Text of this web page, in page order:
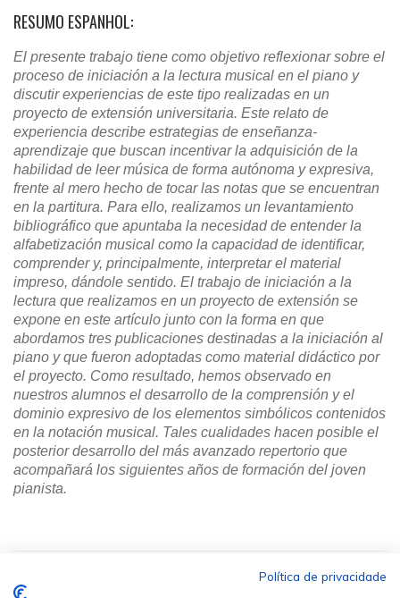
RESUMO ESPANHOL:
El presente trabajo tiene como objetivo reflexionar sobre el
proceso de iniciación a la lectura musical en el piano y
discutir experiencias de este tipo realizadas en un
proyecto de extensión universitaria. Este relato de
experiencia describe estrategias de enseñanza-
aprendizaje que buscan incentivar la adquisición de la
habilidad de leer música de forma autónoma y expresiva,
frente al mero hecho de tocar las notas que se encuentran
en la partitura. Para ello, realizamos un levantamiento
bibliográfico que apuntaba la necesidad de entender la
alfabetización musical como la capacidad de identificar,
comprender y, principalmente, interpretar el material
impreso, dándole sentido. El trabajo de iniciación a la
lectura que realizamos en un proyecto de extensión se
expone en este artículo junto con la forma en que
abordamos tres publicaciones destinadas a la iniciación al
piano y que fueron adoptadas como material didáctico por
el proyecto. Como resultado, hemos observado en
nuestros alumnos el desarrollo de la comprensión y el
dominio expresivo de los elementos simbólicos contenidos
en la notación musical. Tales cualidades hacen posible el
posterior desarrollo del más avanzado repertorio que
acompañará los siguientes años de formación del joven
pianista.
Política de privacidade